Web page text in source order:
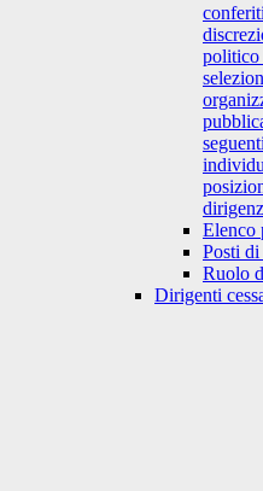
politico
Elenco
Posti
Ruolo
Dirigenti